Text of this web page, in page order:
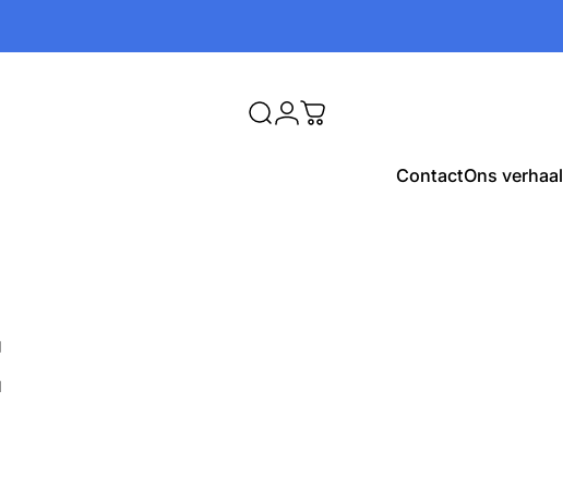
ContactOns verhaal
Zoekopdracht
LoginWinkelwagen